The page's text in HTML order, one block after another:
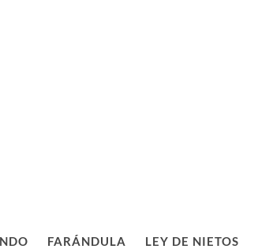
FARÁNDULA LEY DE NIETOS